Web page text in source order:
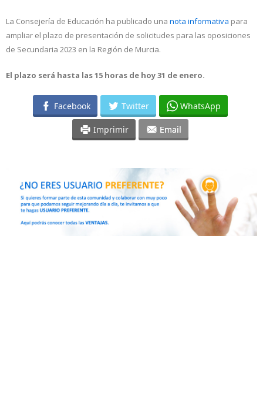
La Consejería de Educación ha publicado una nota informativa para
ampliar el plazo de presentación de solicitudes para las oposiciones
de Secundaria 2023 en la Región de Murcia.
El plazo será hasta las 15 horas de hoy 31 de enero.
Facebook Twitter WhatsApp
Imprimir Email